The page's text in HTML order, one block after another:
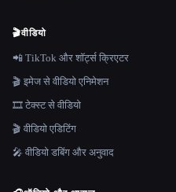
🎬वीडियो
📲 TikTok और शॉर्ट्स क्रिएटर
🎬 इमेज से वीडियो एनिमेशन
🎞️ टेक्स्ट से वीडियो
🎬 वीडियो एडिटिंग
🎤 वीडियो डबिंग और अनुवाद